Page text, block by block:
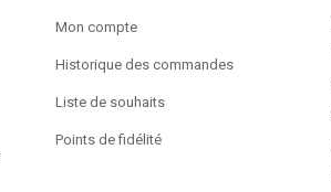
Mon compte
Historique des commandes
Liste de souhaits
Points de fidélité